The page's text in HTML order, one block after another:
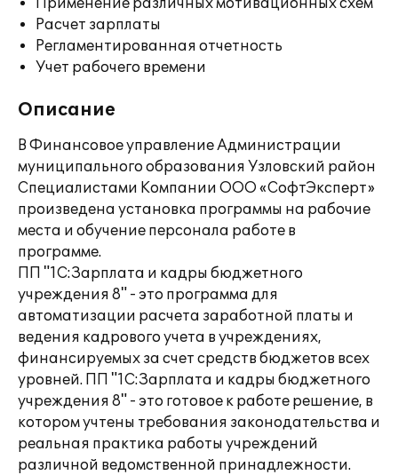
Применение различных мотивационных схем
Расчет зарплаты
Регламентированная отчетность
Учет рабочего времени
Описание
В Финансовое управление Администрации
муниципального образования Узловский район
Специалистами Компании ООО «СофтЭксперт»
произведена установка программы на рабочие
места и обучение персонала работе в
программе.
ПП "1С:Зарплата и кадры бюджетного
учреждения 8" - это программа для
автоматизации расчета заработной платы и
ведения кадрового учета в учреждениях,
финансируемых за счет средств бюджетов всех
уровней. ПП "1С:Зарплата и кадры бюджетного
учреждения 8" - это готовое к работе решение, в
котором учтены требования законодательства и
реальная практика работы учреждений
различной ведомственной принадлежности.